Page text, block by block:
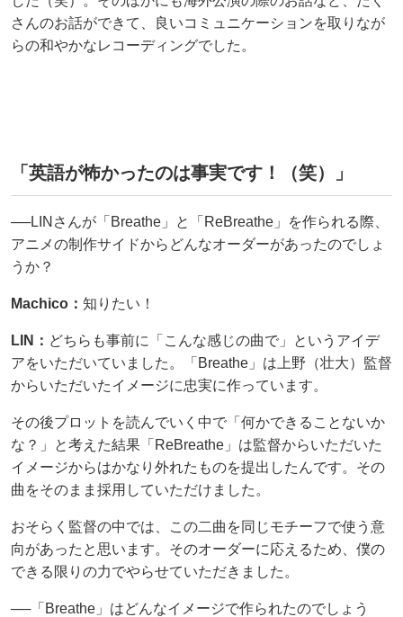
さんのお話ができて、良いコミュニケーションを取りなが
らの和やかなレコーディングでした。
「英語が怖かったのは事実です！（笑）」
──LINさんが「Breathe」と「ReBreathe」を作られる際、
アニメの制作サイドからどんなオーダーがあったのでしょ
うか？
Machico： 知りたい！
LIN： どちらも事前に「こんな感じの曲で」というアイデ
アをいただいていました。「Breathe」は上野（壮大）監督
からいただいたイメージに忠実に作っています。
その後プロットを読んでいく中で「何かできることないか
な？」と考えた結果「ReBreathe」は監督からいただいた
イメージからはかなり外れたものを提出したんです。その
曲をそのまま採用していただけました。
おそらく監督の中では、この二曲を同じモチーフで使う意
向があったと思います。そのオーダーに応えるため、僕の
できる限りの力でやらせていただきました。
──「Breathe」はどんなイメージで作られたのでしょう